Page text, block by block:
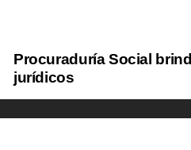
Procuraduría Social
jurídicos